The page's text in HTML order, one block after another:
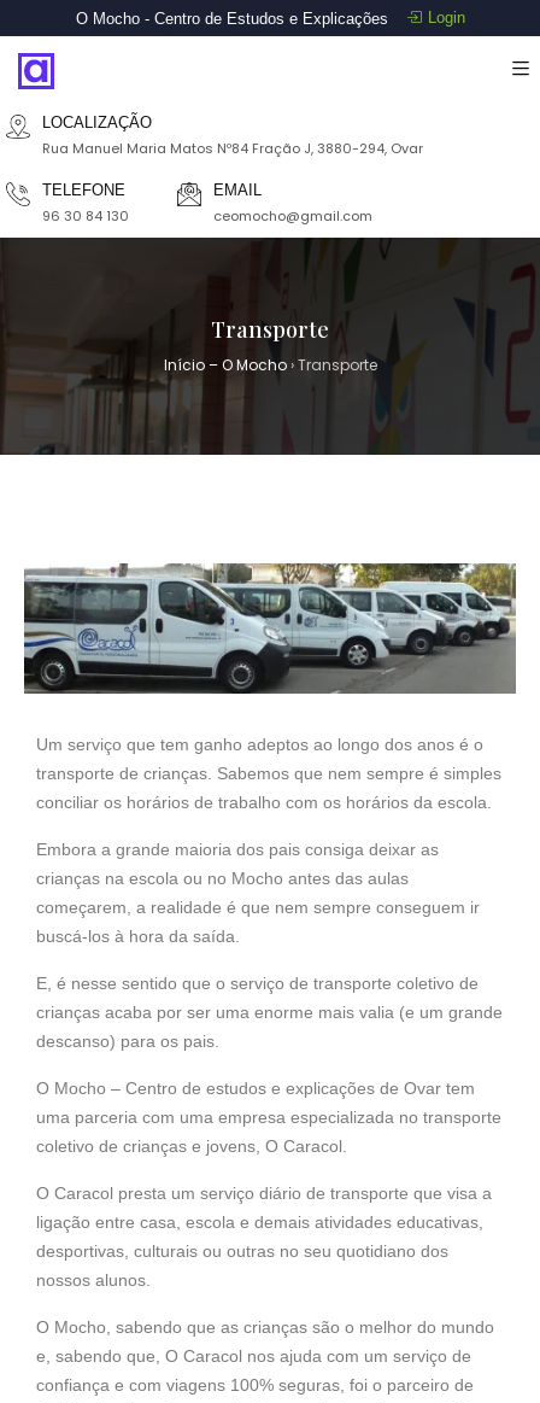
O Mocho - Centro de Estudos e Explicações Login
LOCALIZAÇÃO
Rua Manuel Maria Matos Nº84 Fração J, 3880-294, Ovar
TELEFONE
96 30 84 130
EMAIL
ceomocho@gmail.com
Transporte
Início – O Mocho›Transporte
Um serviço que tem ganho adeptos ao longo dos anos é o
transporte de crianças. Sabemos que nem sempre é simples
conciliar os horários de trabalho com os horários da escola.
Embora a grande maioria dos pais consiga deixar as
crianças na escola ou no Mocho antes das aulas
começarem, a realidade é que nem sempre conseguem ir
buscá-los à hora da saída.
E, é nesse sentido que o serviço de transporte coletivo de
crianças acaba por ser uma enorme mais valia (e um grande
descanso) para os pais.
O Mocho – Centro de estudos e explicações de Ovar tem
uma parceria com uma empresa especializada no transporte
coletivo de crianças e jovens, O Caracol.
O Caracol presta um serviço diário de transporte que visa a
ligação entre casa, escola e demais atividades educativas,
desportivas, culturais ou outras no seu quotidiano dos
nossos alunos.
O Mocho, sabendo que as crianças são o melhor do mundo
e, sabendo que, O Caracol nos ajuda com um serviço de
confiança e com viagens 100% seguras, foi o parceiro de